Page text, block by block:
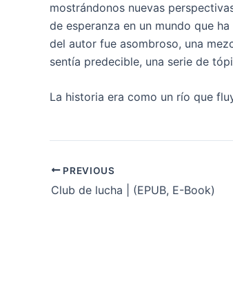
mostrándonos nuevas
de esperanza en un mundo que
del autor fue asombroso, una
sentía predecible, una serie de
La historia era como un río que
PREVIOUS
Club de lucha | (EPUB, E-Book)